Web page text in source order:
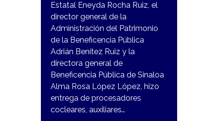
Estatal Eneyda Rocha Ruiz, el
director general de la
Administración del Patrimonio
de la Beneficencia Pública
Adrián Benítez Ruiz y la
directora general de
Beneficencia Pública de Sinaloa
Alma Rosa López López, hizo
entrega de procesadores
cocleares, auxiliares…